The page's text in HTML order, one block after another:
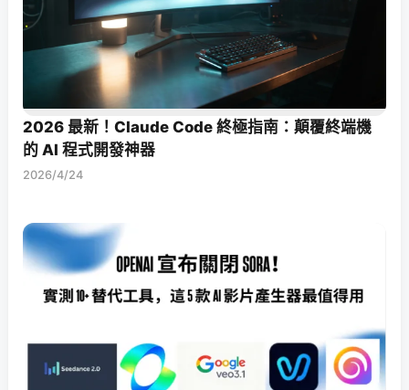
2026 最新！Claude Code 終極指南：顛覆終端機
的 AI 程式開發神器
2026/4/24